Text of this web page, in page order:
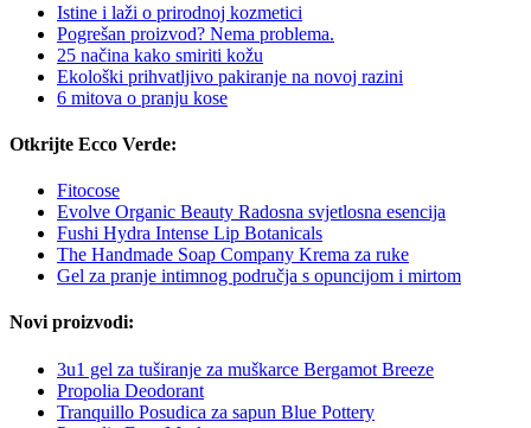
Istine i laži o prirodnoj kozmetici
Pogrešan proizvod? Nema problema.
25 načina kako smiriti kožu
Ekološki prihvatljivo pakiranje na novoj razini
6 mitova o pranju kose
Otkrijte Ecco Verde:
Fitocose
Evolve Organic Beauty Radosna svjetlosna esencija
Fushi Hydra Intense Lip Botanicals
The Handmade Soap Company Krema za ruke
Gel za pranje intimnog područja s opuncijom i mirtom
Novi proizvodi:
3u1 gel za tuširanje za muškarce Bergamot Breeze
Propolia Deodorant
Tranquillo Posudica za sapun Blue Pottery